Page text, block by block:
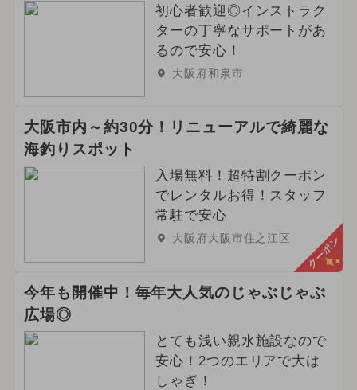
初心者歓迎◎インストラク
ターの丁寧なサポートがあ
るので安心！
大阪府和泉市
大阪市内～約30分！リニューアルで綺麗な
海釣りスポット
入場無料！超特割クーポン
でレンタルお得！スタッフ
常駐で安心
大阪府大阪市住之江区 クーポン
今年も開催中！毎年大人気のじゃぶじゃぶ
広場◎
とても浅い親水施設なので
安心！2つのエリアで大は
しゃぎ！